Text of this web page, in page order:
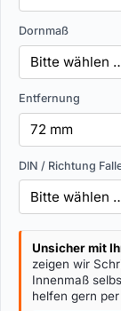
Dornmaß
Entfernung
DIN / Richtung
Unsicher mit
zeigen wir
Innenmaß
helfen gern